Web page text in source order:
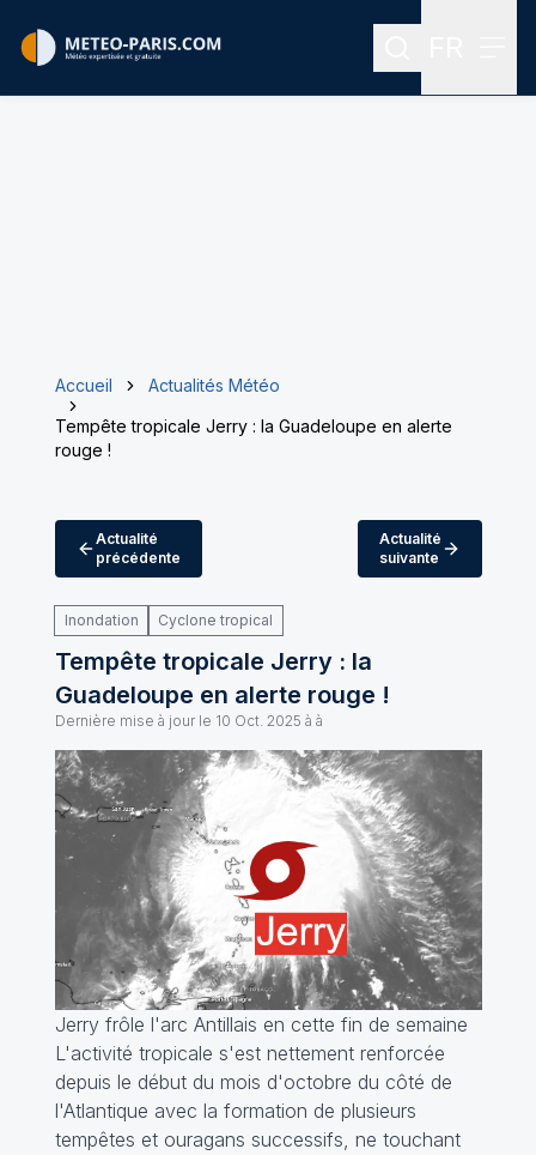
Rechercher
Accueil
Actualités Météo
Tempête tropicale Jerry : la Guadeloupe en alerte
rouge !
Actualité
précédente
Actualité
suivante
Inondation Cyclone tropical
Tempête tropicale Jerry : la
Guadeloupe en alerte rouge !
Dernière mise à jour le 10 Oct. 2025 à à
Jerry frôle l'arc Antillais en cette fin de semaine
L'activité tropicale s'est nettement renforcée
depuis le début du mois d'octobre du côté de
l'Atlantique avec la formation de plusieurs
tempêtes et ouragans successifs, ne touchant